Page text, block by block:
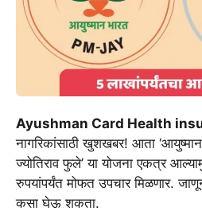
Ayushman Card Health
नागरिकांसाठी खुशखबर! आता ‘आयुष्मान
ज्योतिराव फुले’ या योजना एकत्र
रुपयांपर्यंत मोफत उपचार मिळणार.
कसा घेऊ शकता.